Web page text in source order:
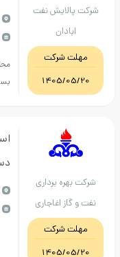
پالایش نفت
مهلت شرکت
1405/05/20
نفت
محل
بسته بن...
بهره برداری
و گاز اغاجاری
مهلت شرکت
1405/05/20
نفت